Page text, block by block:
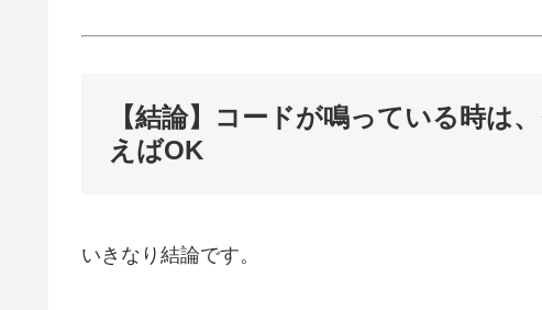
【結論】コードが鳴っている時は
えばOK
いきなり結論です。